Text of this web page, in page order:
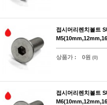
접시머리렌치볼트
상품가 : 0원 (0)
접시머리렌치볼트